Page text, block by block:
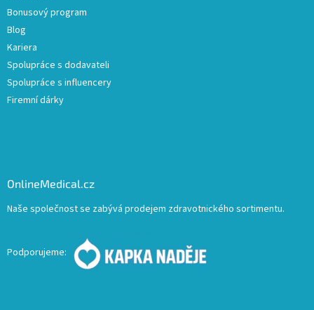
Bonusový program
Blog
Kariera
Spolupráce s dodavateli
Spolupráce s influencery
Firemní dárky
OnlineMedical.cz
Naše společnost se zabývá prodejem zdravotnického sortimentu.
Podporujeme: